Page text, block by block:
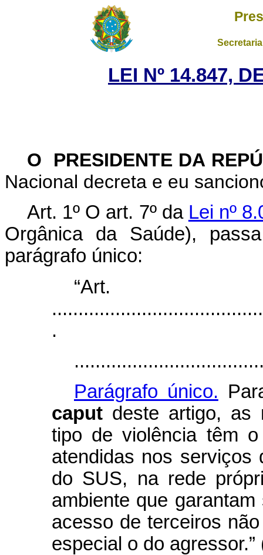
LEI Nº 14.847,
O PRESIDENTE DA
Nacional decreta e eu
Art. 1º O art. 7º da Lei nº
Orgânica da Saúde),
parágrafo único:
.
Parágrafo único.
caput deste artigo, as
tipo de violência têm
atendidas nos serviços
do SUS, na rede
ambiente que
acesso de terceiros
especial o do agressor.”